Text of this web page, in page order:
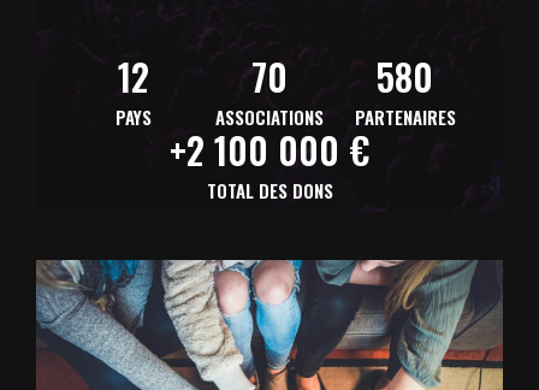
12
PAYS
70
ASSOCIATIONS
580
PARTENAIRES
+2 100 000 €
TOTAL DES DONS